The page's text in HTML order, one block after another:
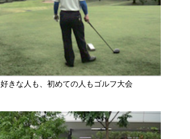
好きな人も、初めての人もゴルフ大会